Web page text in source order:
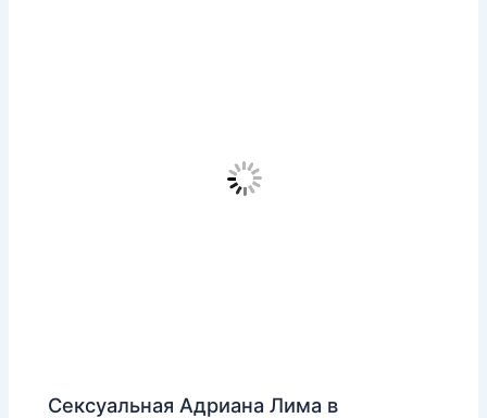
Сексуальная Адриана Лима в